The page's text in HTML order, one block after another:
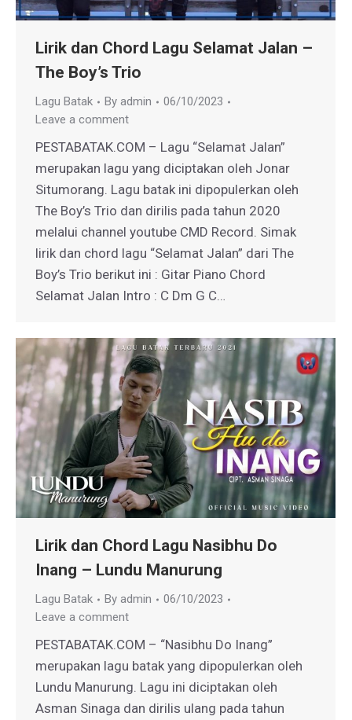
Lirik dan Chord Lagu Selamat Jalan –
The Boy’s Trio
Lagu Batak By admin
06/10/2023
Leave a comment
PESTABATAK.COM – Lagu “Selamat Jalan”
merupakan lagu yang diciptakan oleh Jonar
Situmorang. Lagu batak ini dipopulerkan oleh
The Boy’s Trio dan dirilis pada tahun 2020
melalui channel youtube CMD Record. Simak
lirik dan chord lagu “Selamat Jalan” dari The
Boy’s Trio berikut ini : Gitar Piano Chord
Selamat Jalan Intro : C Dm G C…
Lirik dan Chord Lagu Nasibhu Do
Inang – Lundu Manurung
Lagu Batak By admin
06/10/2023
Leave a comment
PESTABATAK.COM – “Nasibhu Do Inang”
merupakan lagu batak yang dipopulerkan oleh
Lundu Manurung. Lagu ini diciptakan oleh
Asman Sinaga dan dirilis ulang pada tahun